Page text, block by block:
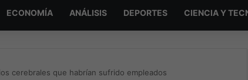
ECONOMÍA ANÁLISIS DEPORTES CIENCIA Y
cerebrales que habrían sufrido empleados